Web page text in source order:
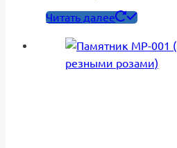
Читать далее